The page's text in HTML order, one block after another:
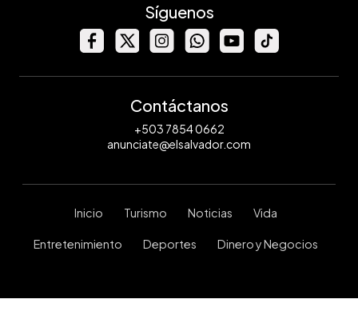
Síguenos
Contáctanos
+503 7854 0662
anunciate@elsalvador.com
Inicio Turismo Noticias Vida
Entretenimiento Deportes Dinero y Negocios